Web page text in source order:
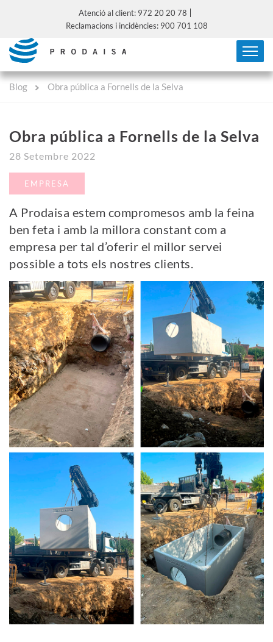
Atenció al client: 972 20 20 78
Reclamacions i incidències: 900 701 108
Blog Obra pública a Fornells de la Selva
Obra pública a Fornells de la Selva
28 Setembre 2022
EMPRESA
A Prodaisa estem compromesos amb la feina
ben feta i amb la millora constant com a
empresa per tal d’oferir el millor servei
possible a tots els nostres clients.